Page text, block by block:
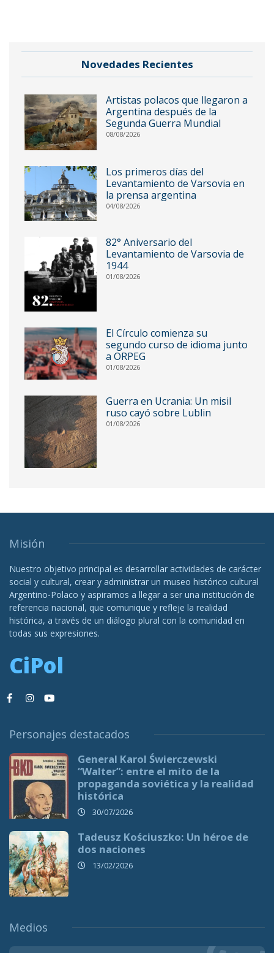
Novedades Recientes
Artistas polacos que llegaron a
Argentina después de la
Segunda Guerra Mundial
08/08/2026
Los primeros días del
Levantamiento de Varsovia en
la prensa argentina
04/08/2026
82° Aniversario del
Levantamiento de Varsovia de
1944
01/08/2026
El Círculo comienza su
segundo curso de idioma junto
a ORPEG
01/08/2026
Guerra en Ucrania: Un misil
ruso cayó sobre Lublin
01/08/2026
Misión
Nuestro objetivo principal es desarrollar actividades de carácter
social y cultural, crear y administrar un museo histórico cultural
Argentino-Polaco y aspiramos a llegar a ser una institución de
referencia nacional, que comunique y refleje la realidad
histórica, a través de un diálogo plural con la comunidad en
todas sus expresiones.
CiPol
Personajes destacados
General Karol Świerczewski
“Walter”: entre el mito de la
propaganda soviética y la realidad
histórica
30/07/2026
Tadeusz Kościuszko: Un héroe de
dos naciones
13/02/2026
Medios